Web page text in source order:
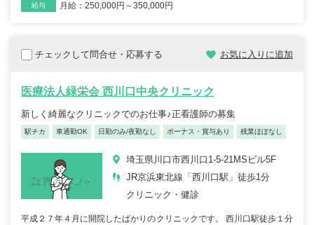
給与 月給：250,000円～350,000円
チェックして問合せ・応募する お気に入りに追加
医療法人緑栄会 西川口中央クリニック
新しく綺麗なクリニックでのお仕事♪正看護師の募集
駅チカ 車通勤OK 日勤のみ/夜勤なし ボーナス・賞与あり 残業ほぼなし
埼玉県川口市西川口1-5-21MSビル5F
JR京浜東北線「西川口駅」徒歩1分
クリニック・健診
平成２７年４月に開院したばかりのクリニックです。 西川口駅徒歩１分